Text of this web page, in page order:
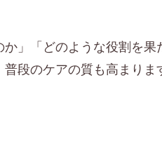
」「どのような役割を
段のケアの質も高まりま